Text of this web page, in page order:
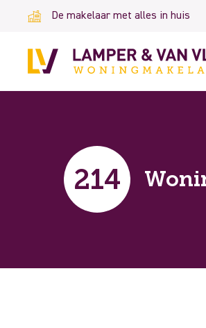
De makelaar met alles in huis
214